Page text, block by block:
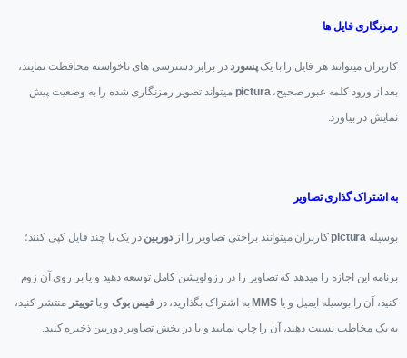
رمزنگاری فایل ها
کاربران میتوانند هر فایل را با یکپسورددر برابر دسترسی های ناخواسته محافظت نمایند،
بعد از ورود کلمه عبور صحیح، pictura میتواند تصویر رمزنگاری شده را به وضعیت پیش
نمایش در بیاورد.
به اشتراک گذاری تصاویر
بوسیله picturaکاربران میتوانند براحتی تصاویر را از دوربین در یک یا چند فایل کپی کنند؛
برنامه این اجازه را میدهد که تصاویر را در رزولویشن کامل توسعه دهید و یا بر روی آن زوم
کنید، آن را بوسیله ایمیل و یاMMSبه اشتراک بگذارید، در فیس بوکو یاتوییتر منتشر کنید،
به یک مخاطب نسبت دهید، آن را چاپ نمایید و یا در بخش تصاویر دوربین ذخیره کنید.